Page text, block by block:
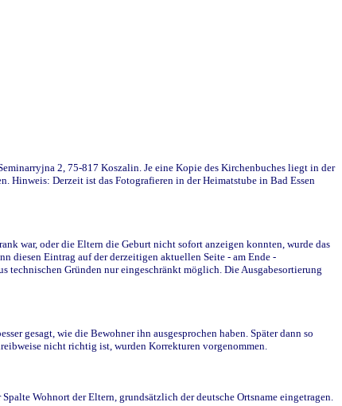
2, 75-817 Koszalin. Je eine Kopie des Kirchenbuches liegt in der
Hinweis: Derzeit ist das Fotografieren in der Heimatstube in Bad Essen
war, oder die Eltern die Geburt nicht sofort anzeigen konnten, wurde das
diesen Eintrag auf der derzeitigen aktuellen Seite - am Ende -
technischen Gründen nur eingeschränkt möglich. Die Ausgabesortierung
gesagt, wie die Bewohner ihn ausgesprochen haben. Später dann so
nicht richtig ist, wurden Korrekturen vorgenommen.
Wohnort der Eltern, grundsätzlich der deutsche Ortsname eingetragen.